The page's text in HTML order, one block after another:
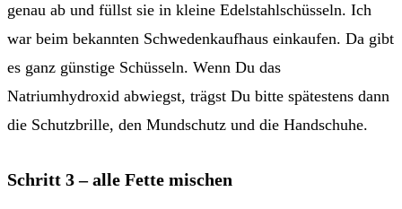
genau ab und füllst sie in kleine Edelstahlschüsseln. Ich
war beim bekannten Schwedenkaufhaus einkaufen. Da gibt
es ganz günstige Schüsseln. Wenn Du das
Natriumhydroxid abwiegst, trägst Du bitte spätestens dann
die Schutzbrille, den Mundschutz und die Handschuhe.
Schritt 3 – alle Fette mischen